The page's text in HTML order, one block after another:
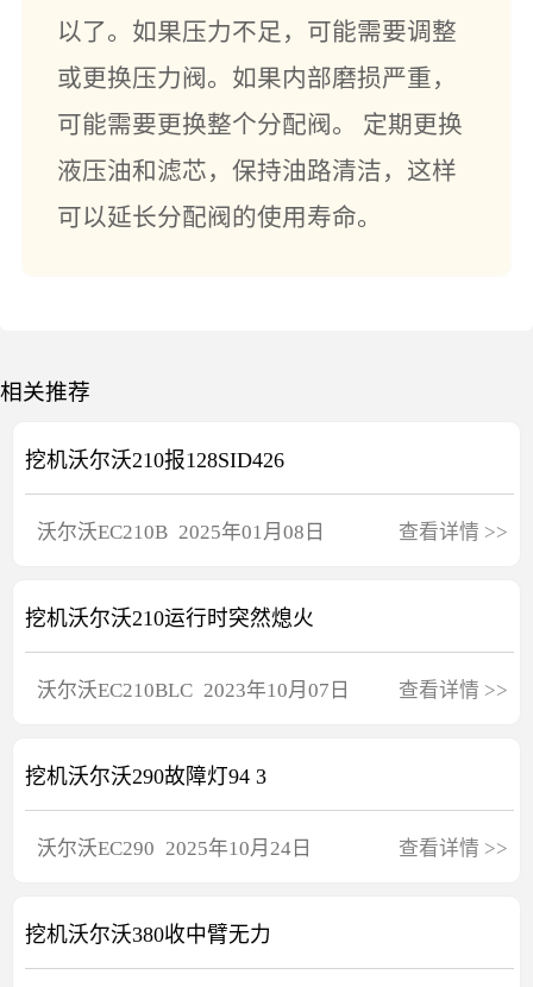
以了。如果压力不足，可能需要调整
或更换压力阀。如果内部磨损严重，
可能需要更换整个分配阀。 定期更换
液压油和滤芯，保持油路清洁，这样
可以延长分配阀的使用寿命。
相关推荐
挖机沃尔沃210报128SID426
沃尔沃EC210B 2025年01月08日 查看详情 >>
挖机沃尔沃210运行时突然熄火
沃尔沃EC210BLC 2023年10月07日 查看详情 >>
挖机沃尔沃290故障灯94 3
沃尔沃EC290 2025年10月24日 查看详情 >>
挖机沃尔沃380收中臂无力